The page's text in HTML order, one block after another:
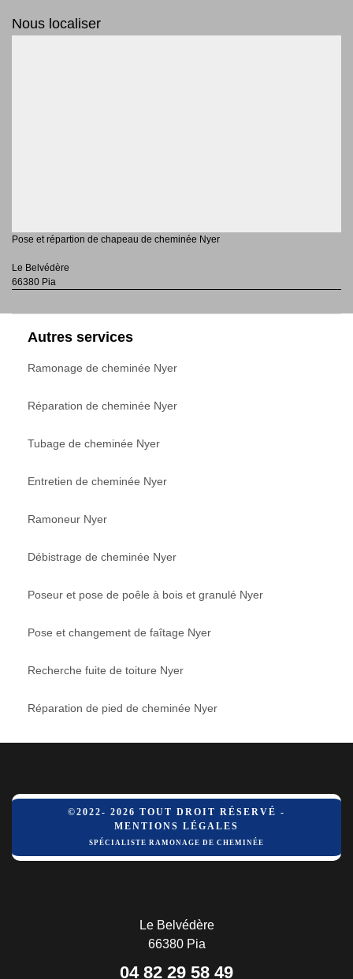
Nous localiser
Pose et répartion de chapeau de cheminée Nyer
Le Belvédère
66380 Pia
Autres services
Ramonage de cheminée Nyer
Réparation de cheminée Nyer
Tubage de cheminée Nyer
Entretien de cheminée Nyer
Ramoneur Nyer
Débistrage de cheminée Nyer
Poseur et pose de poêle à bois et granulé Nyer
Pose et changement de faîtage Nyer
Recherche fuite de toiture Nyer
Réparation de pied de cheminée Nyer
©2022- 2026 TOUT DROIT RÉSERVÉ -
MENTIONS LÉGALES
SPÉCIALISTE RAMONAGE DE CHEMINÉE
Le Belvédère
66380 Pia
04 82 29 58 49